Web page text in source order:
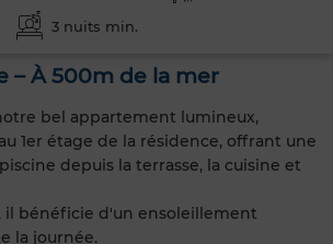
3 nuits min.
– À 500m de la mer
bel appartement lumineux,
1er étage de la résidence, offrant une
depuis la terrasse, la cuisine et
il bénéficie d'un ensoleillement
la journée.